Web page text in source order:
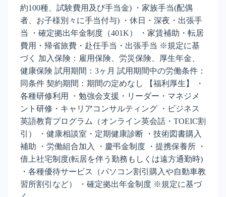
約100種、試験費用及び手当金) ・家族手当(配偶
者、お子様別々に手当付与) ・休日・深夜・出張手
当 ・確定拠出年金制度（401K） ・家賃補助・転居
費用・帰省旅費・赴任手当・出張手当 ※規定に基
づく 加入保険：雇用保険、労災保険、厚生年金、
健康保険 試用期間：3ヶ月 試用期間中の労働条件：
同条件 契約期間：期間の定めなし 【福利厚生】 ・
各種研修利用 ・勉強会支援・リーダー・マネジメ
ント研修・キャリアコンサルティング ・ビジネス
英語教育プログラム（オンライン英会話・TOEIC割
引） ・健康相談室・定期健康診断 ・技術図書購入
補助 ・労働組合加入 ・慶弔金制度 ・提携保養所 ・
借上社宅制度(転居を伴う勤務もしくは遠方通勤時)
・各種優待サービス（パソコン割引購入や自動車教
習所割引など） ・確定拠出年金制度 ※規定に基づ